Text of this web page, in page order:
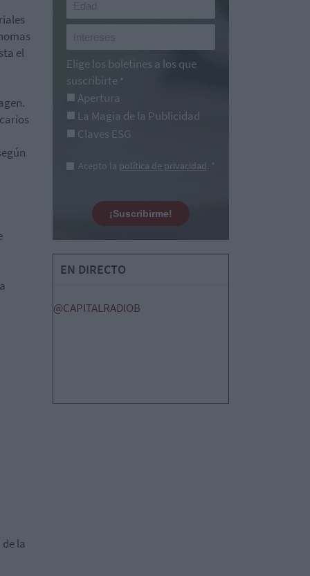
el
la
Elige los boletines a los que
suscribirte *
Apertura
La Magia de la Publicidad
Claves ESG
Acepto la política de privacidad. *
¡Suscribirme!
EN DIRECTO
@CAPITALRADIOB